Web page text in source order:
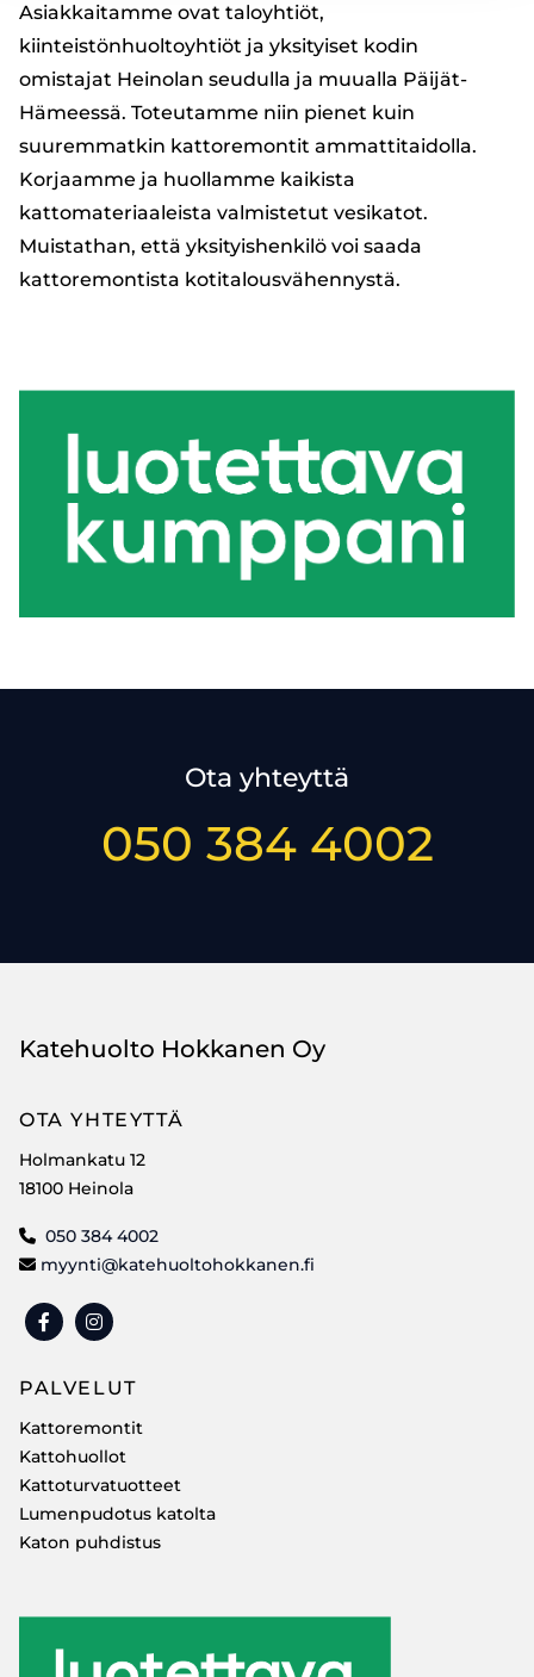
Asiakkaitamme ovat taloyhtiöt,
kiinteistönhuoltoyhtiöt ja yksityiset kodin
omistajat Heinolan seudulla ja muualla Päijät-
Hämeessä. Toteutamme niin pienet kuin
suuremmatkin kattoremontit ammattitaidolla.
Korjaamme ja huollamme kaikista
kattomateriaaleista valmistetut vesikatot.
Muistathan, että yksityishenkilö voi saada
kattoremontista kotitalousvähennystä.
Ota yhteyttä
050 384 4002
Katehuolto Hokkanen Oy
OTA YHTEYTTÄ
Holmankatu 12
18100 Heinola
 050 384 4002
 myynti@katehuoltohokkanen.fi
PALVELUT
Kattoremontit
Kattohuollot
Kattoturvatuotteet
Lumenpudotus katolta
Katon puhdistus